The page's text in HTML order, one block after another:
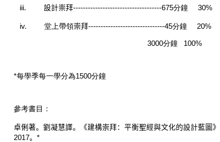
iii. 設計崇拜------------------------------------675分鐘 30%
iv. 堂上帶領崇拜-------------------------------45分鐘 20%
3000分鐘 100%
*每學季每一學分為1500分鐘
參考書目：
卓俐 著。劉凝慧譯。《建構崇拜：平衡聖經與文化的設計藍圖
2017。 *